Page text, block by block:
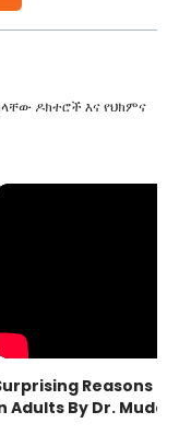
ዶክተሮች እና የህክምና
Reasons
Adults By Dr.